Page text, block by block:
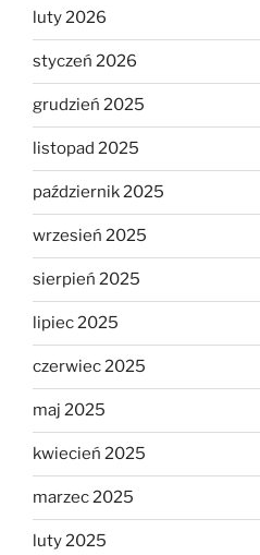
luty 2026
styczeń 2026
grudzień 2025
listopad 2025
październik 2025
wrzesień 2025
sierpień 2025
lipiec 2025
czerwiec 2025
maj 2025
kwiecień 2025
marzec 2025
luty 2025